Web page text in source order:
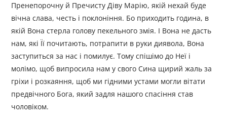
Пренепорочну й Пречисту Діву Марію, якій нехай буде
вічна слава, честь і поклоніння. Бо приходить година, в
якій Вона стерла голову пекельного змія. І Вона не дасть
нам, які Її почитають, потрапити в руки диявола, Вона
заступиться за нас і помилує. Тому спішімо до Неї і
молімо, щоб випросила нам у свого Сина щирий жаль за
гріхи і розкаяння, щоб ми гідними устами могли вітати
предвічного Бога, який задля нашого спасіння став
чоловіком.